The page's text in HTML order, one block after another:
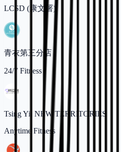
LCSD (康文署)
青衣第三分店
24/7 Fitness
Tsing Yi, NEW TERRITORIES
Anytime Fitness